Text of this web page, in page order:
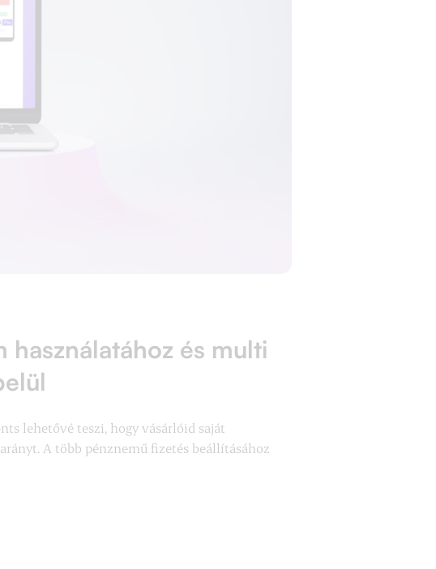
és multi
lehetővé teszi, hogy vásárlóid saját
A több pénznemű fizetés beállításához